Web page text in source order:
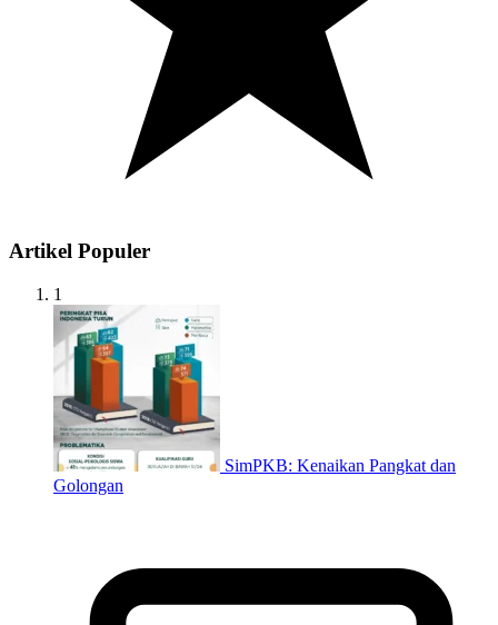
Artikel Populer
1
SimPKB: Kenaikan Pangkat dan
Golongan